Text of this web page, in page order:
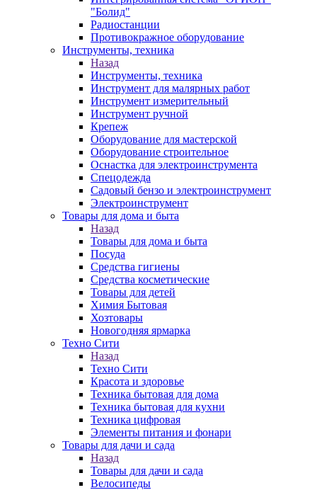
"Болид"
Радиостанции
Противокражное оборудование
Инструменты, техника
Назад
Инструменты, техника
Инструмент для малярных работ
Инструмент измерительный
Инструмент ручной
Крепеж
Оборудование для мастерской
Оборудование строительное
Оснастка для электроинструмента
Спецодежда
Садовый бензо и электроинструмент
Электроинструмент
Товары для дома и быта
Назад
Товары для дома и быта
Посуда
Средства гигиены
Средства косметические
Товары для детей
Химия Бытовая
Хозтовары
Новогодняя ярмарка
Техно Сити
Назад
Техно Сити
Красота и здоровье
Техника бытовая для дома
Техника бытовая для кухни
Техника цифровая
Элементы питания и фонари
Товары для дачи и сада
Назад
Товары для дачи и сада
Велосипеды